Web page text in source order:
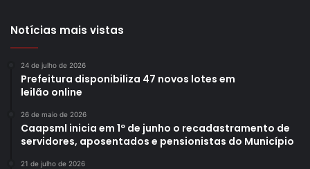
Notícias mais vistas
24 de julho de 2026
Prefeitura disponibiliza 47 novos lotes em
leilão online
26 de maio de 2026
Caapsml inicia em 1º de junho o recadastramento de
servidores, aposentados e pensionistas do Município
21 de julho de 2026